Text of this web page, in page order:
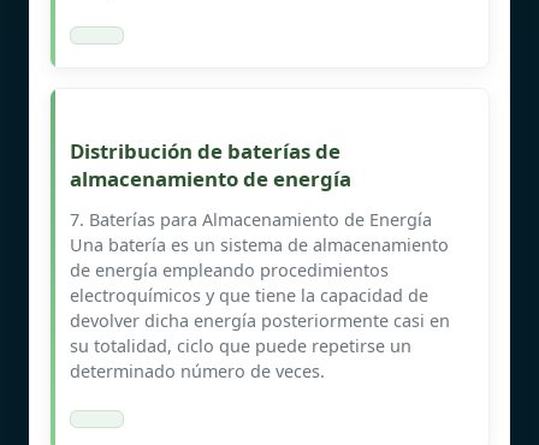
Distribución de baterías de
almacenamiento de energía
7. Baterías para Almacenamiento de Energía
Una batería es un sistema de almacenamiento
de energía empleando procedimientos
electroquímicos y que tiene la capacidad de
devolver dicha energía posteriormente casi en
su totalidad, ciclo que puede repetirse un
determinado número de veces.